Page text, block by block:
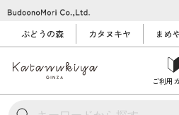
ぶどうの森 カタヌキヤ まめ
ご利用